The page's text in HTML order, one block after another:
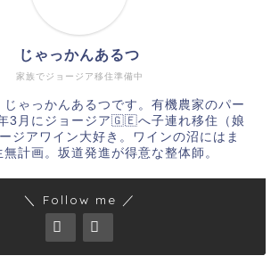
家族でジョージア移住準備中
じゃっかんあるつ
じゃっかんあるつです。有機農家のパー
3月にジョージア🇬🇪へ子連れ移住（娘
ジアワイン大好き。ワインの沼にはま
計画。坂道発進が得意な整体師。
＼ Follow me ／